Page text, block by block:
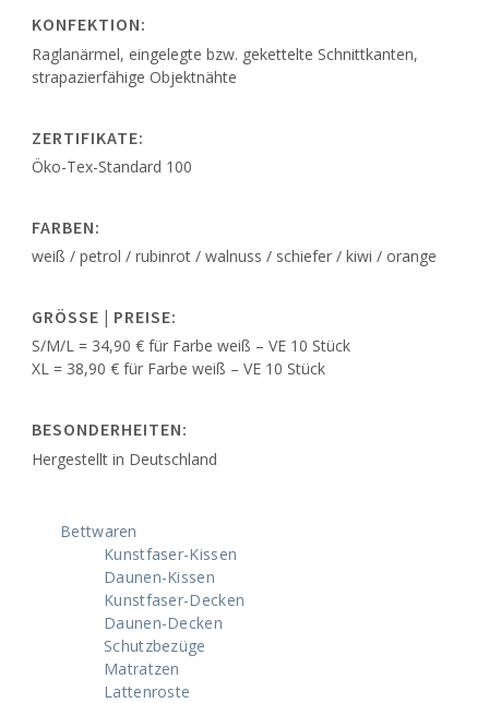
KONFEKTION:
Raglanärmel, eingelegte bzw. gekettelte Schnittkanten,
strapazierfähige Objektnähte
ZERTIFIKATE:
Öko-Tex-Standard 100
FARBEN:
weiß / petrol / rubinrot / walnuss / schiefer / kiwi / orange
GRÖSSE | PREISE:
S/M/L = 34,90 € für Farbe weiß – VE 10 Stück
XL = 38,90 € für Farbe weiß – VE 10 Stück
BESONDERHEITEN:
Hergestellt in Deutschland
Bettwaren
Kunstfaser-Kissen
Daunen-Kissen
Kunstfaser-Decken
Daunen-Decken
Schutzbezüge
Matratzen
Lattenroste